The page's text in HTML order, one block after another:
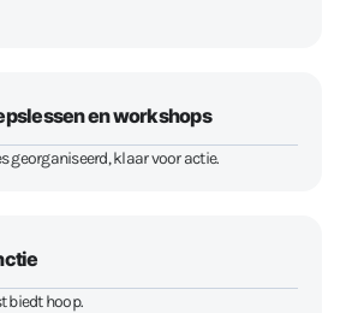
en workshops
georganiseerd, klaar voor actie.
biedt hoop.